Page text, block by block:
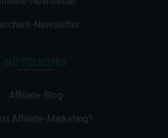
Newsletter
Affiliate-Blog
Affiliate-Marketing?